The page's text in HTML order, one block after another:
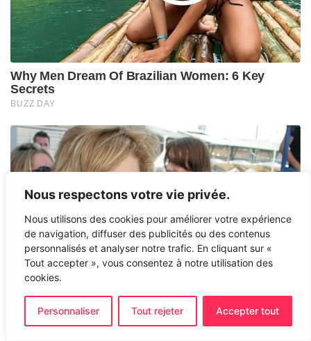
Nous respectons votre vie privée.
Nous utilisons des cookies pour améliorer votre expérience
de navigation, diffuser des publicités ou des contenus
personnalisés et analyser notre trafic. En cliquant sur «
Tout accepter », vous consentez à notre utilisation des
cookies.
Personnaliser Tout rejeter Accepter tout